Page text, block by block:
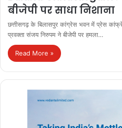
बीजेपी पर साधा निशाना
छत्तीसगढ़ के बिलासपुर कांग्रेस भवन में प्रेस
प्रवक्ता संजय निरुपम ने बीजेपी पर हमला…
Read More »